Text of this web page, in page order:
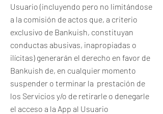
Usuario (incluyendo pero no limitándose
a la comisión de actos que, a criterio
exclusivo de Bankuish, constituyan
conductas abusivas, inapropiadas o
ilícitas) generarán el derecho en favor de
Bankuish de, en cualquier momento
suspender o terminar la prestación de
los Servicios y/o de retirarle o denegarle
el acceso a la App al Usuario